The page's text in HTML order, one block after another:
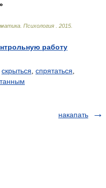
Психология 2015
работу
скрыться спрятаться
накапать